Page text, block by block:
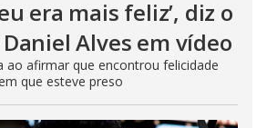
era mais feliz’, diz o
Alves em vídeo
ao afirmar que encontrou felicidade
que esteve preso